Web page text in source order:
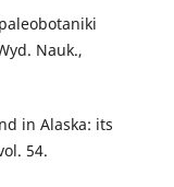
Nauk.,
in Alaska: its
54.